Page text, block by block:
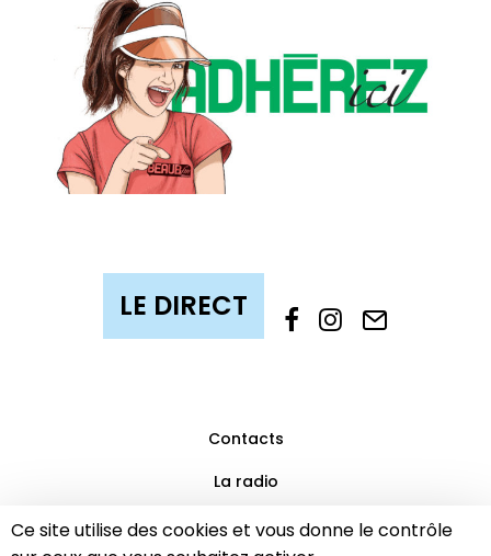
Ce site utilise des cookies et vous donne le contrôle
Contacts
La radio
Mentions légales